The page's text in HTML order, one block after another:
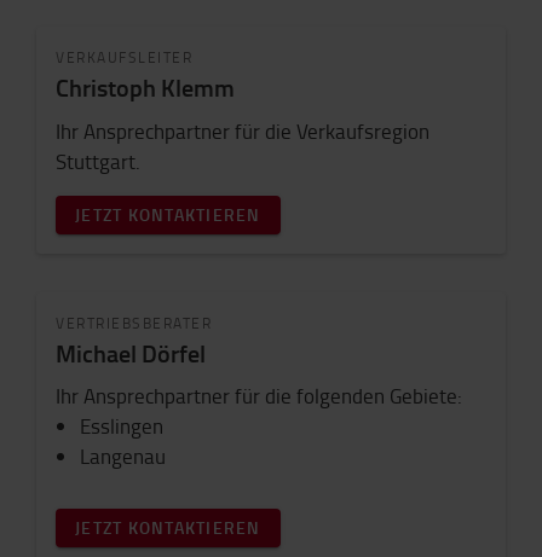
VERKAUFSLEITER
Christoph Klemm
Ihr Ansprechpartner für die Verkaufsregion
Stuttgart.
JETZT KONTAKTIEREN
VERTRIEBSBERATER
Michael Dörfel
Ihr Ansprechpartner für die folgenden Gebiete:
Esslingen
Langenau
JETZT KONTAKTIEREN